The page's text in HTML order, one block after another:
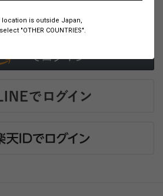
location is outside Japan,
"OTHER COUNTRIES".
または